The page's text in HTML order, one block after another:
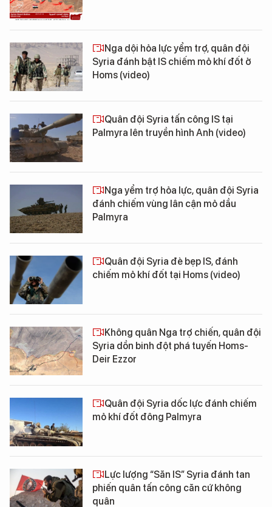
Nga dội hỏa lực yểm trợ, quân đội
Syria đánh bật IS chiếm mỏ khí đốt ở
Homs (video)
Quân đội Syria tấn công IS tại
Palmyra lên truyền hình Anh (video)
Nga yểm trợ hỏa lực, quân đội Syria
đánh chiếm vùng lân cận mỏ dầu
Palmyra
Quân đội Syria đè bẹp IS, đánh
chiếm mỏ khí đốt tại Homs (video)
Không quân Nga trợ chiến, quân đội
Syria dồn binh đột phá tuyến Homs-
Deir Ezzor
Quân đội Syria dốc lực đánh chiếm
mỏ khí đốt đông Palmyra
Lực lượng “Săn IS” Syria đánh tan
phiến quân tấn công căn cứ không
quân